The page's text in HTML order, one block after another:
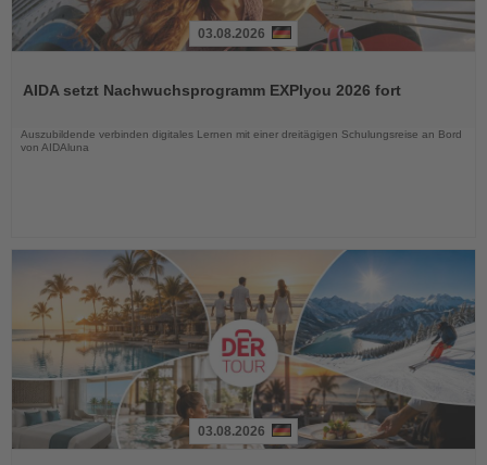
die
03.08.2026
AIDA setzt Nachwuchsprogramm EXPIyou 2026 fort
Auszubildende verbinden digitales Lernen mit einer dreitägigen Schulungsreise an Bord
von AIDAluna
03.08.2026